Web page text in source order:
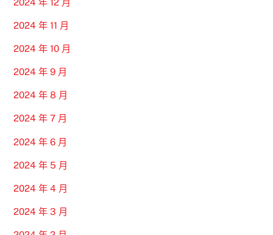
2024 年 11 月
2024 年 10 月
2024 年 9 月
2024 年 8 月
2024 年 7 月
2024 年 6 月
2024 年 5 月
2024 年 4 月
2024 年 3 月